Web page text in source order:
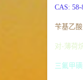
CAS: 58-
苄基乙
对-薄荷
三氟甲